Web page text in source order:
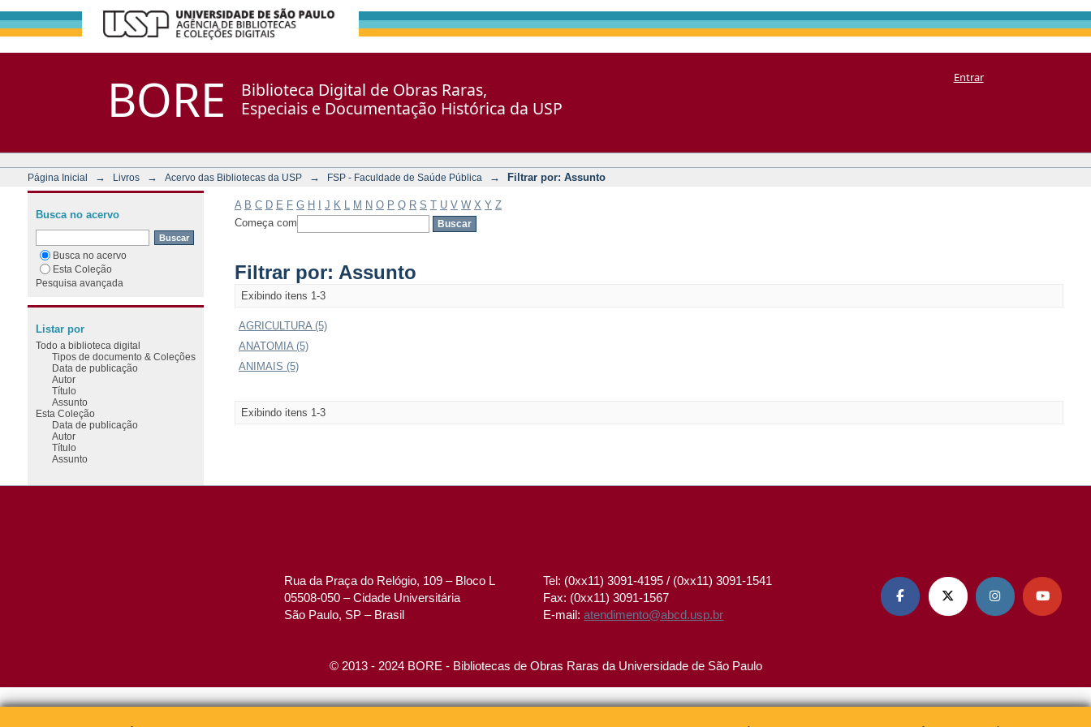
BORE
Biblioteca Digital de Obras Raras,
Especiais e Documentação Histórica da USP
Entrar
Página Inicial → Livros → Acervo das Bibliotecas da USP → FSP - Faculdade de Saúde Pública → Filtrar por: Assunto
A B C D E F G H J K M N O P Q R S T U V W X Y Z
Começa com
Filtrar por: Assunto
Exibindo itens 1-3
AGRICULTURA (5)
ANATOMIA (5)
ANIMAIS (5)
Exibindo itens 1-3
Busca no acervo
Busca no acervo
Esta Coleção
Pesquisa avançada
Listar por
Todo a biblioteca digital
Tipos de documento & Coleções
Data de publicação
Autor
Título
Assunto
Esta Coleção
Data de publicação
Autor
Título
Assunto
Rua da Praça do Relógio, 109 – Bloco L
05508-050 – Cidade Universitária
São Paulo, SP – Brasil
Tel: (0xx11) 3091-4195 / (0xx11) 3091-1541
Fax: (0xx11) 3091-1567
E-mail:atendimento@abcd.usp.br
   
© 2013 - 2024 BORE - Bibliotecas de Obras Raras da Universidade de São Paulo